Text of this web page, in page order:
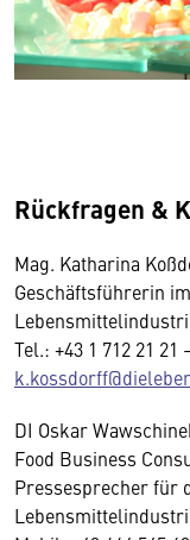
Rückfragen &
Mag. Katharina
Geschäftsführerin
Tel.: +43 1 712 21 21
DI Oskar
Food Business
Pressesprecher für